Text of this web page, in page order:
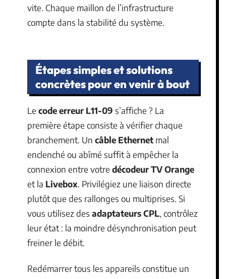
vite. Chaque maillon de l’infrastructure
compte dans la stabilité du système.
Étapes simples et solutions
concrètes pour en venir à bout
Le code erreur L11-09 s’affiche ? La
première étape consiste à vérifier chaque
branchement. Un câble Ethernet mal
enclenché ou abîmé suffit à empêcher la
connexion entre votre décodeur TV Orange
et la Livebox. Privilégiez une liaison directe
plutôt que des rallonges ou multiprises. Si
vous utilisez des adaptateurs CPL, contrôlez
leur état : la moindre désynchronisation peut
freiner le débit.
Redémarrer tous les appareils constitue un